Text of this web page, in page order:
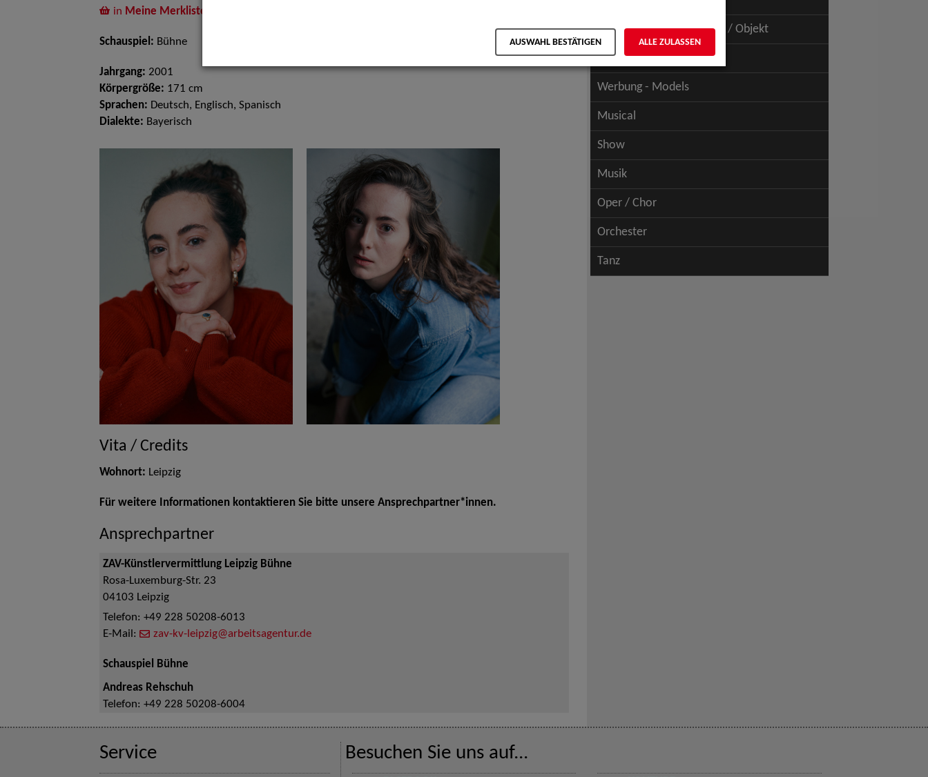
in Meine Merkliste
Schauspiel: Bühne
Jahrgang: 2001
Körpergröße: 171 cm
Sprachen: Deutsch, Englisch, Spanisch
Dialekte: Bayerisch
Vita / Credits
Wohnort: Leipzig
Für weitere Informationen kontaktieren Sie bitte unsere Ansprechpartner*innen.
Ansprechpartner
ZAV-Künstlervermittlung Leipzig Bühne
Rosa-Luxemburg-Str. 23
04103 Leipzig
Telefon: +49 228 50208-6013
E-Mail:
zav-kv-leipzig@arbeitsagentur.de
Schauspiel Bühne
Andreas Rehschuh
Telefon: +49 228 50208-6004
Schauspiel - Figur / Puppe / Objekt
Werbung - Talents
Werbung - Models
Musical
Show
Musik
Oper / Chor
Orchester
Tanz
Service Besuchen Sie uns auf...
AUSWAHL BESTÄTIGEN ALLE ZULASSEN